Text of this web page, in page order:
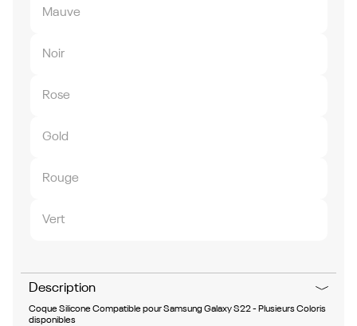
Mauve
Noir
Rose
Gold
Rouge
Vert
Description
Coque Silicone Compatible pour Samsung Galaxy S22 - Plusieurs Coloris
disponibles